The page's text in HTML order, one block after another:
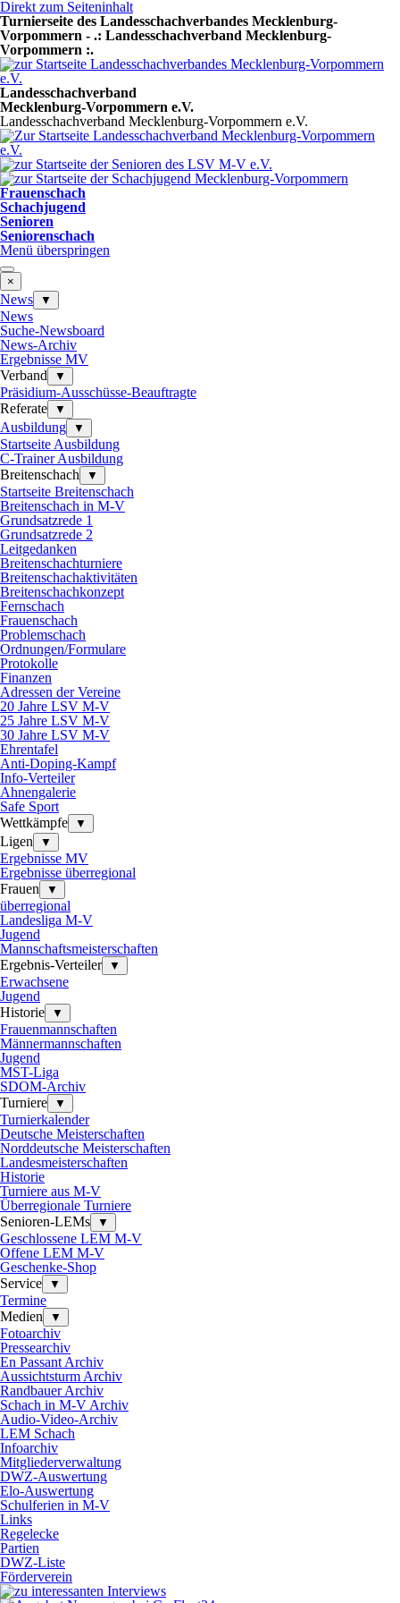
Direkt zum Seiteninhalt
Turnierseite des Landesschachverbandes Mecklenburg-
Vorpommern - .: Landesschachverband Mecklenburg-
Vorpommern :.
Landesschachverband
Mecklenburg-Vorpommern e.V.
Landesschachverband Mecklenburg-Vorpommern e.V.
Frauenschach
Schachjugend
Senioren
Seniorenschach
Menü überspringen
×
News ▼
News
Suche-Newsboard
News-Archiv
Ergebnisse MV
Verband
▼
Präsidium-Ausschüsse-Beauftragte
Referate
▼
Ausbildung ▼
Startseite Ausbildung
C-Trainer Ausbildung
Breitenschach
▼
Startseite Breitenschach
Breitenschach in M-V
Grundsatzrede 1
Grundsatzrede 2
Leitgedanken
Breitenschachturniere
Breitenschachaktivitäten
Breitenschachkonzept
Fernschach
Frauenschach
Problemschach
Ordnungen/Formulare
Protokolle
Finanzen
Adressen der Vereine
20 Jahre LSV M-V
25 Jahre LSV M-V
30 Jahre LSV M-V
Ehrentafel
Anti-Doping-Kampf
Info-Verteiler
Ahnengalerie
Safe Sport
Wettkämpfe
▼
Ligen ▼
Ergebnisse MV
Ergebnisse überregional
Frauen
▼
überregional
Landesliga M-V
Jugend
Mannschaftsmeisterschaften
Ergebnis-Verteiler
▼
Erwachsene
Jugend
Historie
▼
Frauenmannschaften
Männermannschaften
Jugend
MST-Liga
SDOM-Archiv
Turniere
▼
Turnierkalender
Deutsche Meisterschaften
Norddeutsche Meisterschaften
Landesmeisterschaften
Historie
Turniere aus M-V
Überregionale Turniere
Senioren-LEMs
▼
Geschlossene LEM M-V
Offene LEM M-V
Geschenke-Shop
Service
▼
Termine
Medien
▼
Fotoarchiv
Pressearchiv
En Passant Archiv
Aussichtsturm Archiv
Randbauer Archiv
Schach in M-V Archiv
Audio-Video-Archiv
LEM Schach
Infoarchiv
Mitgliederverwaltung
DWZ-Auswertung
Elo-Auswertung
Schulferien in M-V
Links
Regelecke
Partien
DWZ-Liste
Förderverein